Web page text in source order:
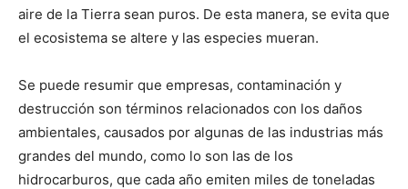
aire de la Tierra sean puros. De esta manera, se evita que
el ecosistema se altere y las especies mueran.
Se puede resumir que empresas, contaminación y
destrucción son términos relacionados con los daños
ambientales, causados por algunas de las industrias más
grandes del mundo, como lo son las de los
hidrocarburos, que cada año emiten miles de toneladas